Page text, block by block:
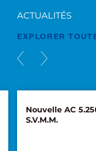
ACTUALITÉS
EXPLORER
Nouvelle AC
S.V.M.M.